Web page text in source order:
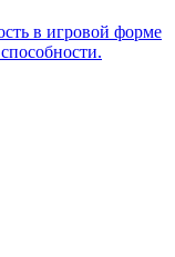
в игровой форме